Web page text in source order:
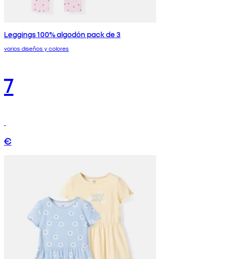
Leggings 100% algodón pack de 3
varios diseños y colores
7
€